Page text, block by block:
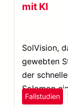
mit KI
SolVision,
gewebten
der
Solomon
Textilien.
Fallstudien